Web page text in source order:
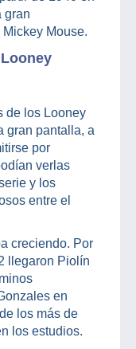
gran
Mouse.
de los Looney
gran pantalla, a
por
verlas
y los
entre el
creciendo. Por
llegaron Piolín
en
los más de
los estudios.